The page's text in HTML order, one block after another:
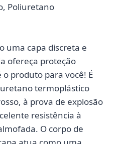
Poliuretano
uma capa discreta e
ofereça proteção
produto para você! É
termoplástico
à prova de explosão
resistência à
O corpo de